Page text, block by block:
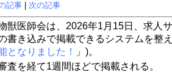
記事| 次の記事
獣医師会は、2026年1月15日、求人サ
書き込みで掲載できるシステムを整
となりました！
」)。
査を経て1週間ほどで掲載される。